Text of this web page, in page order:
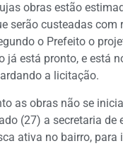
obras estão
serão custeadas com
o Prefeito o
já está pronto, e está
a licitação.
as obras não se
(27) a secretaria de
ativa no bairro, para